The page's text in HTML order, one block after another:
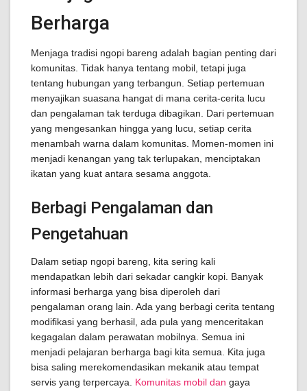
Berharga
Menjaga tradisi ngopi bareng adalah bagian penting dari
komunitas. Tidak hanya tentang mobil, tetapi juga
tentang hubungan yang terbangun. Setiap pertemuan
menyajikan suasana hangat di mana cerita-cerita lucu
dan pengalaman tak terduga dibagikan. Dari pertemuan
yang mengesankan hingga yang lucu, setiap cerita
menambah warna dalam komunitas. Momen-momen ini
menjadi kenangan yang tak terlupakan, menciptakan
ikatan yang kuat antara sesama anggota.
Berbagi Pengalaman dan
Pengetahuan
Dalam setiap ngopi bareng, kita sering kali
mendapatkan lebih dari sekadar cangkir kopi. Banyak
informasi berharga yang bisa diperoleh dari
pengalaman orang lain. Ada yang berbagi cerita tentang
modifikasi yang berhasil, ada pula yang menceritakan
kegagalan dalam perawatan mobilnya. Semua ini
menjadi pelajaran berharga bagi kita semua. Kita juga
bisa saling merekomendasikan mekanik atau tempat
servis yang terpercaya. Komunitas mobil dan gaya